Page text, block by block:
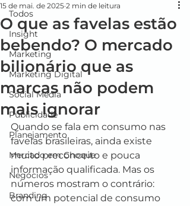
Todos
Insight
Marketing
Marketing Digital
Social Media
Publicidade
Planejamento
Mercado em Choque
Negócios
Branding
O que as favelas estão
bebendo? O mercado
bilionário que as
marcas não podem
mais ignorar
15 de mai. de 2025 2 min de leitura
Quando se fala em consumo nas
favelas brasileiras, ainda existe
muito preconceito e pouca
informação qualificada. Mas os
números mostram o contrário:
com um potencial de consumo